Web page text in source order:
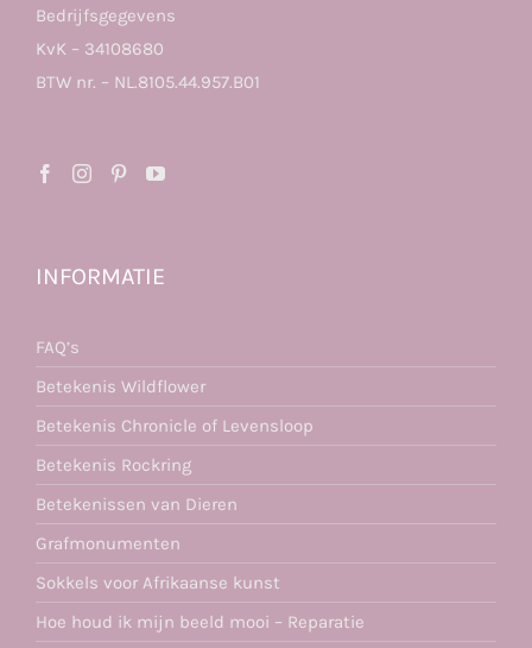
Bedrijfsgegevens
KvK – 34108680
BTW nr. – NL.8105.44.957.B01
INFORMATIE
FAQ’s
Betekenis Wildflower
Betekenis Chronicle of Levensloop
Betekenis Rockring
Betekenissen van Dieren
Grafmonumenten
Sokkels voor Afrikaanse kunst
Hoe houd ik mijn beeld mooi – Reparatie